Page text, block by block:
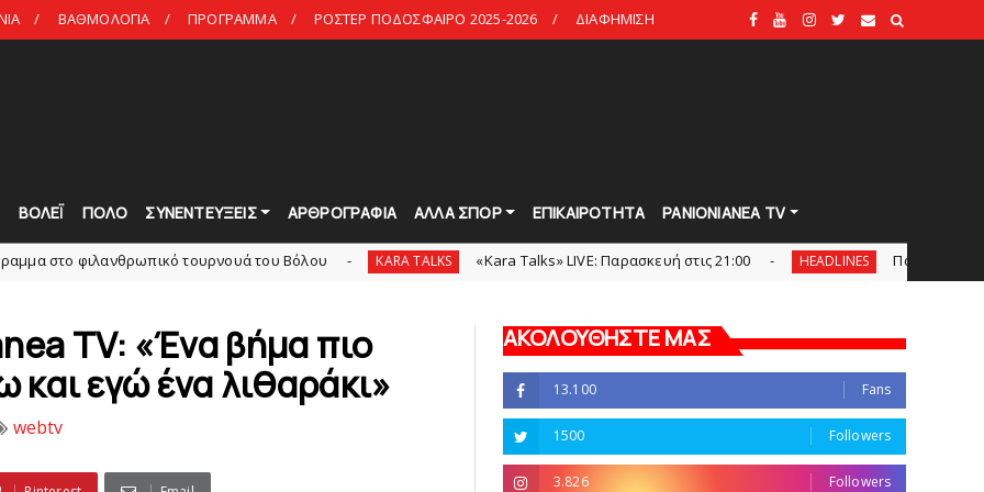
ΒΑΘΜΟΛΟΓΙΑ ΠΡΟΓΡΑΜΜΑ ΡΟΣΤΕΡ ΠΟΔΟΣΦΑΙΡΟ 2025-2026 ΔΙΑΦΗΜΙΣΗ
ΒΟΛΕΪ ΠΟΛΟ ΣΥΝΕΝΤΕΥΞΕΙΣ ΑΡΘΡΟΓΡΑΦΙΑ ΑΛΛΑ ΣΠΟΡ ΕΠΙΚΑΙΡΟΤΗΤΑ PANIONIANEA TV
τουρνουά του Bόλου KARA TALKS «Kara Talks» LIVE: Παρασκευή στις 21:00 HEADLINES Πανιώνια Εκπομπή:
TV: «Ένα βήμα πιο
και εγώ ένα λιθαράκι»
webtv
ΑΚΟΛΟΥΘΗΣΤΕ ΜΑΣ
13.100 Fans
1500 Followers
3.826 Followers